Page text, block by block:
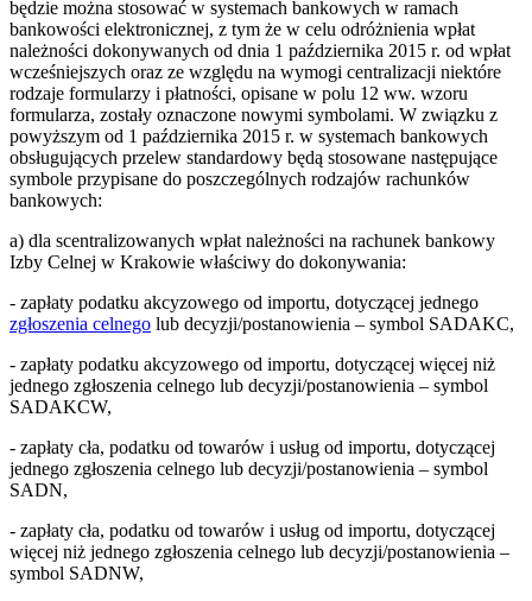
będzie można stosować w systemach bankowych w ramach
bankowości elektronicznej, z tym że w celu odróżnienia wpłat
należności dokonywanych od dnia 1 października 2015 r. od wpłat
wcześniejszych oraz ze względu na wymogi centralizacji niektóre
rodzaje formularzy i płatności, opisane w polu 12 ww. wzoru
formularza, zostały oznaczone nowymi symbolami. W związku z
powyższym od 1 października 2015 r. w systemach bankowych
obsługujących przelew standardowy będą stosowane następujące
symbole przypisane do poszczególnych rodzajów rachunków
bankowych:
a) dla scentralizowanych wpłat należności na rachunek bankowy
Izby Celnej w Krakowie właściwy do dokonywania:
- zapłaty podatku akcyzowego od importu, dotyczącej jednego
zgłoszenia celnego lub decyzji/postanowienia – symbol SADAKC,
- zapłaty podatku akcyzowego od importu, dotyczącej więcej niż
jednego zgłoszenia celnego lub decyzji/postanowienia – symbol
SADAKCW,
- zapłaty cła, podatku od towarów i usług od importu, dotyczącej
jednego zgłoszenia celnego lub decyzji/postanowienia – symbol
SADN,
- zapłaty cła, podatku od towarów i usług od importu, dotyczącej
więcej niż jednego zgłoszenia celnego lub decyzji/postanowienia –
symbol SADNW,